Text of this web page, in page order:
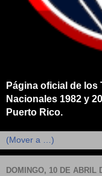
Página oficial de los
Nacionales 1982 y
Puerto Rico.
DOMINGO, 10 DE ABRIL